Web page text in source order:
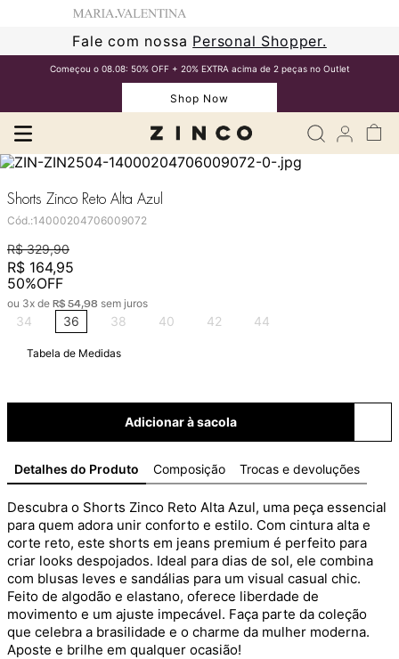
Fale com nossa Personal Shopper.
Começou o 08.08: 50% OFF + 20% EXTRA acima de 2 peças no Outlet
Shop Now
Shorts Zinco Reto Alta Azul
Cód.:14000204706009072
R$ 329,90
R$ 164,95
50%OFF
ou 3x de R$ 54,98 sem juros
34 36 38 40 42 44
Tabela de Medidas
Adicionar à sacola
Detalhes do Produto Composição Trocas e devoluções
Descubra o Shorts Zinco Reto Alta Azul, uma peça essencial
para quem adora unir conforto e estilo. Com cintura alta e
corte reto, este shorts em jeans premium é perfeito para
criar looks despojados. Ideal para dias de sol, ele combina
com blusas leves e sandálias para um visual casual chic.
Feito de algodão e elastano, oferece liberdade de
movimento e um ajuste impecável. Faça parte da coleção
que celebra a brasilidade e o charme da mulher moderna.
Aposte e brilhe em qualquer ocasião!